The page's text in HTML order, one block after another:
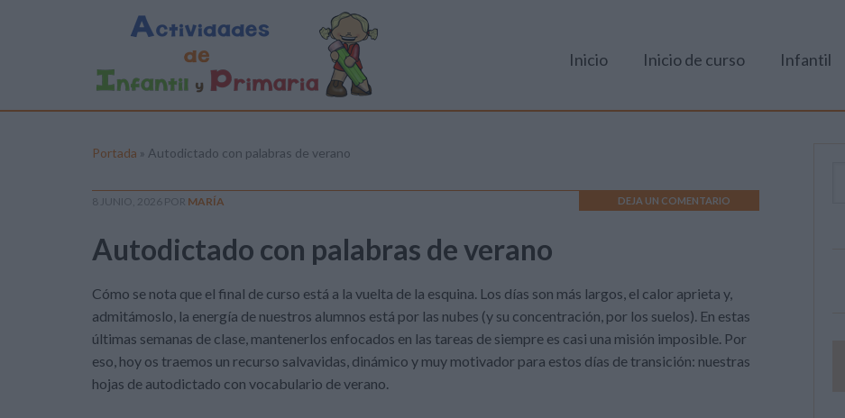
Inicio Inicio de curso Infantil
Portada » Autodictado con palabras de verano
8 JUNIO, 2026 POR MARÍA DEJA UN COMENTARIO
Autodictado con palabras de verano
Cómo se nota que el final de curso está a la vuelta de la esquina. Los días son más largos, el calor aprieta y,
admitámoslo, la energía de nuestros alumnos está por las nubes (y su concentración, por los suelos). En estas
últimas semanas de clase, mantenerlos enfocados en las tareas de siempre es casi una misión imposible. Por
eso, hoy os traemos un recurso salvavidas, dinámico y muy motivador para estos días de transición: nuestras
hojas de autodictado con vocabulario de verano.